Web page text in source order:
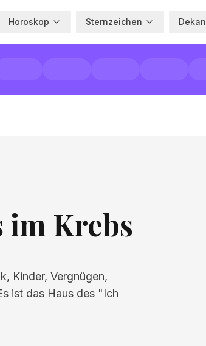
Horoskop Sternzeichen Dekan
im Krebs
Kinder, Vergnügen,
ist das Haus des "Ich